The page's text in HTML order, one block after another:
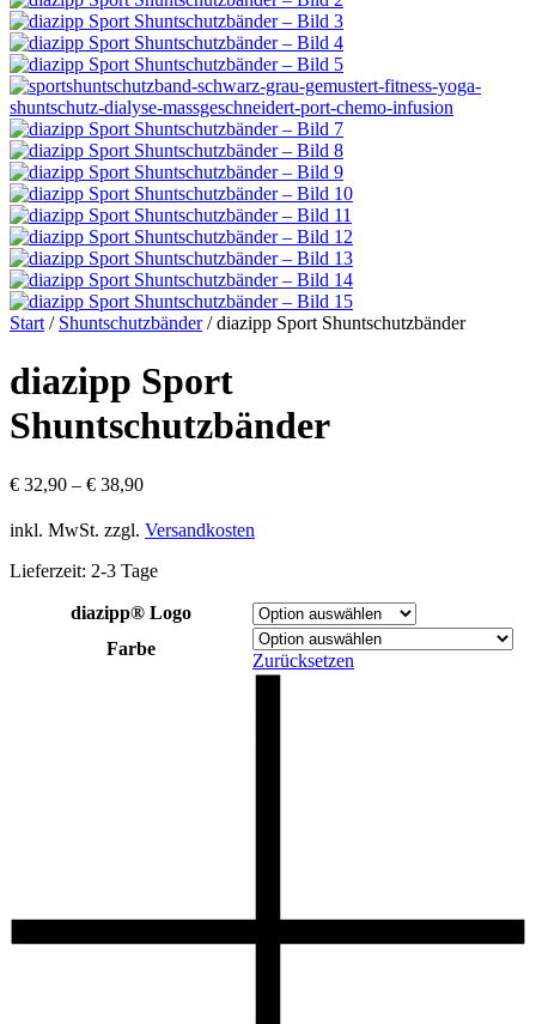
Start / Shuntschutzbänder/diazipp Sport Shuntschutzbänder
diazipp Sport
Shuntschutzbänder
€ 32,90 – € 38,90
inkl. MwSt. zzgl. Versandkosten
Lieferzeit: 2-3 Tage
diazipp® Logo
Farbe
Zurücksetzen